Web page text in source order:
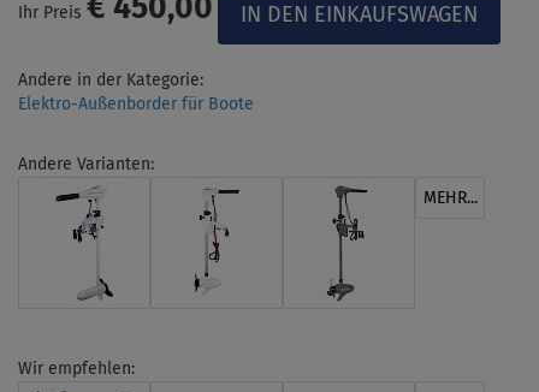
Ihr Preis € 450,00
Andere in der Kategorie:
Elektro-Außenborder für Boote
Andere Varianten:
MEHR...
Wir empfehlen: